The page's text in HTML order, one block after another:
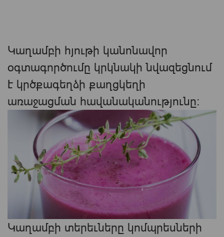
Կաղամբի հյութի կանոնավոր
օգտագործումը կրկնակի նվազեցնում
է կրծքագեղձի քաղցկեղի
առաջացման հավանականությունը։
Կաղամբի տերեւները կոմպրեսների